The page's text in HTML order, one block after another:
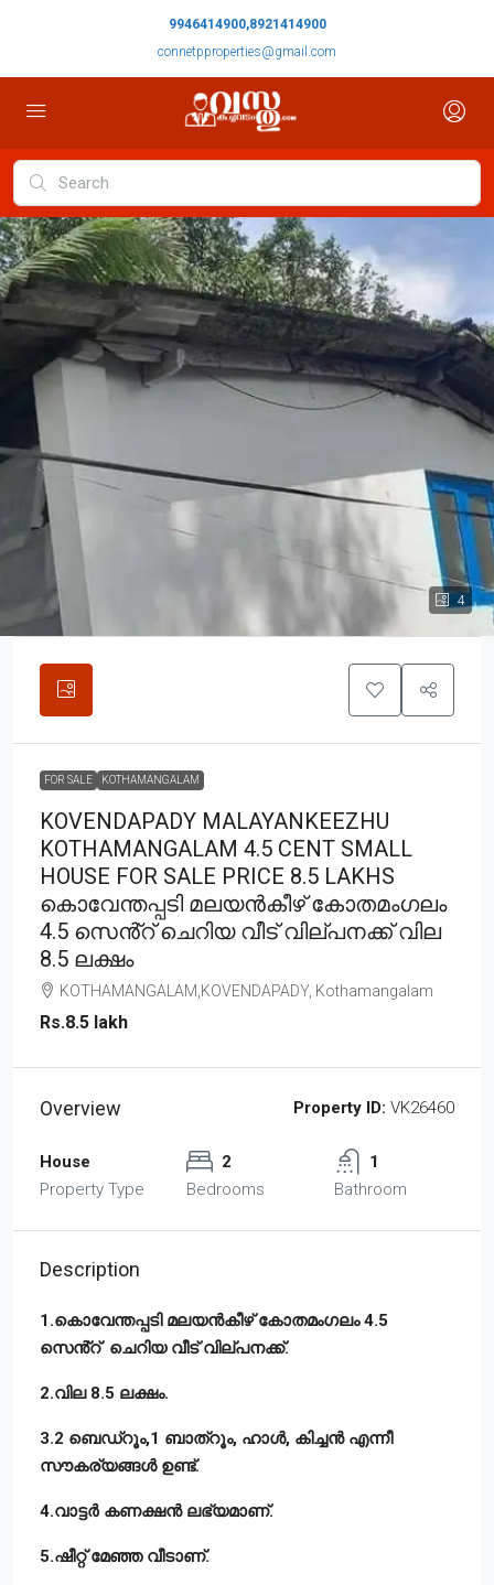
9946414900,8921414900
connetpproperties@gmail.com
4
FOR SALE KOTHAMANGALAM
KOVENDAPADY MALAYANKEEZHU
KOTHAMANGALAM 4.5 CENT SMALL
HOUSE FOR SALE PRICE 8.5 LAKHS
കൊവേന്തപ്പടി മലയൻകീഴ് കോതമംഗലം
4.5 സെൻ്റ് ചെറിയ വീട് വില്പനക്ക് വില
8.5 ലക്ഷം
KOTHAMANGALAM,KOVENDAPADY, Kothamangalam
Rs.8.5 lakh
Overview Property ID: VK26460
House
Property Type
2
Bedrooms
1
Bathroom
Description
1.കൊവേന്തപ്പടി മലയൻകീഴ് കോതമംഗലം 4.5
സെൻ്റ് ചെറിയ വീട് വില്പനക്ക്.
2.വില 8.5 ലക്ഷം.
3.2 ബെഡ്റൂം,1 ബാത്റൂം, ഹാൾ, കിച്ചൻ എന്നീ
സൗകര്യങ്ങൾ ഉണ്ട്.
4.വാട്ടർ കണക്ഷൻ ലഭ്യമാണ്.
5.ഷീറ്റ് മേഞ്ഞ വീടാണ്.